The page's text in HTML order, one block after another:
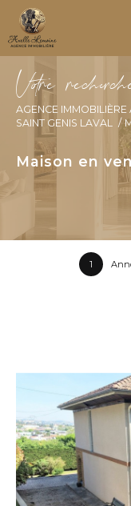
Vore recec
AGENCE IMMOBILIÈRE
SAINT GENIS LAVAL
Maison en
1